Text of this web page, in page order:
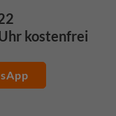
kostenfrei